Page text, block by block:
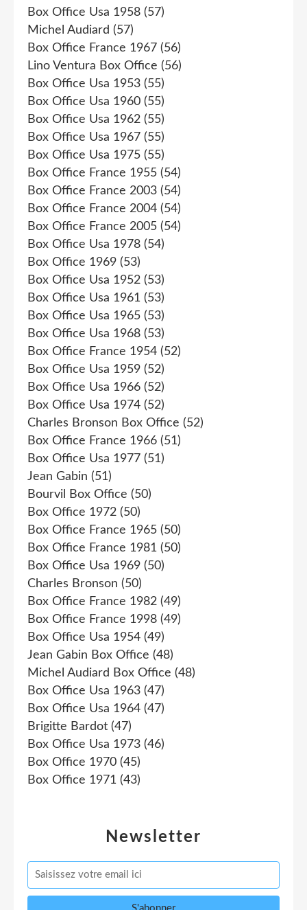
Newsletter
Box Office Usa 1958 (57)
Michel Audiard (57)
Box Office France 1967 (56)
Lino Ventura Box Office (56)
Box Office Usa 1953 (55)
Box Office Usa 1960 (55)
Box Office Usa 1962 (55)
Box Office Usa 1967 (55)
Box Office Usa 1975 (55)
Box Office France 1955 (54)
Box Office France 2003 (54)
Box Office France 2004 (54)
Box Office France 2005 (54)
Box Office Usa 1978 (54)
Box Office 1969 (53)
Box Office Usa 1952 (53)
Box Office Usa 1961 (53)
Box Office Usa 1965 (53)
Box Office Usa 1968 (53)
Box Office France 1954 (52)
Box Office Usa 1959 (52)
Box Office Usa 1966 (52)
Box Office Usa 1974 (52)
Charles Bronson Box Office (52)
Box Office France 1966 (51)
Box Office Usa 1977 (51)
Jean Gabin (51)
Bourvil Box Office (50)
Box Office 1972 (50)
Box Office France 1965 (50)
Box Office France 1981 (50)
Box Office Usa 1969 (50)
Charles Bronson (50)
Box Office France 1982 (49)
Box Office France 1998 (49)
Box Office Usa 1954 (49)
Jean Gabin Box Office (48)
Michel Audiard Box Office (48)
Box Office Usa 1963 (47)
Box Office Usa 1964 (47)
Brigitte Bardot (47)
Box Office Usa 1973 (46)
Box Office 1970 (45)
Box Office 1971 (43)